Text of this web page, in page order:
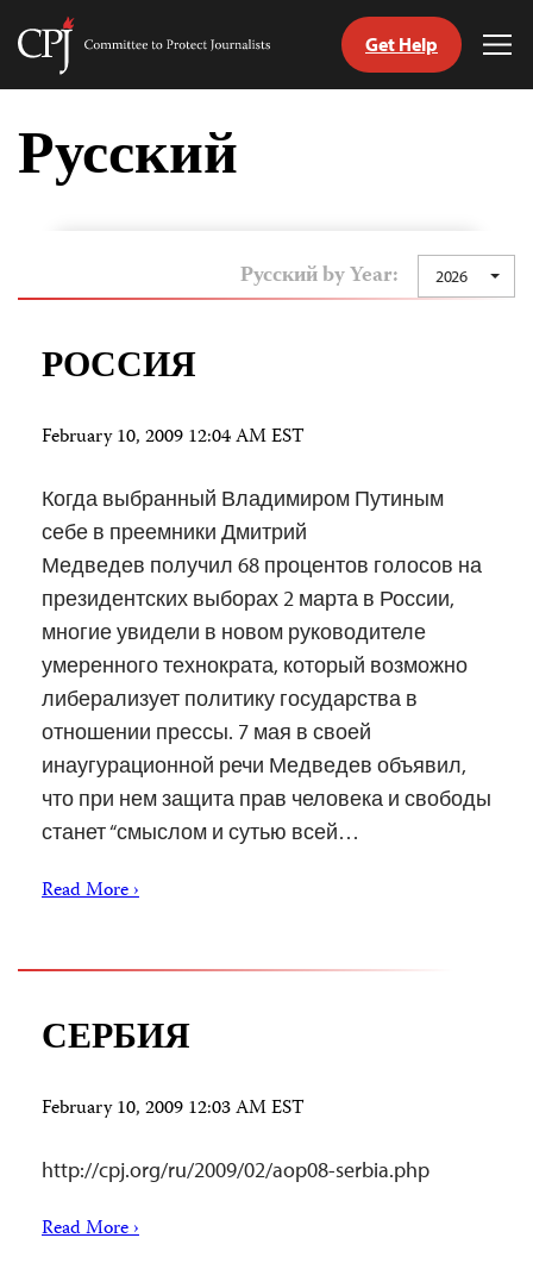
Skip
content
Committee
Journalists
Get Help
Русский
Русский by Year: 2026
РОССИЯ
February 10, 2009 12:04 AM EST
Когда выбранный Владимиром Путиным
себе в преемники Дмитрий
Медведев получил 68 процентов голосов на
президентских выборах 2 марта в России,
многие увидели в новом руководителе
умеренного технократа, который возможно
либерализует политику государства в
отношении прессы. 7 мая в своей
инаугурационной речи Медведев объявил,
что при нем защита прав человека и свободы
станет “смыслом и сутью всей…
Read More ›
СЕРБИЯ
February 10, 2009 12:03 AM EST
http://cpj.org/ru/2009/02/aop08-serbia.php
Read More ›